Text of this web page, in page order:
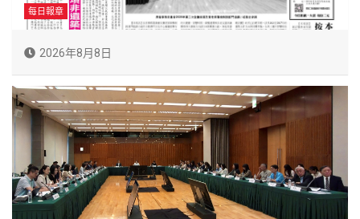
每日報章
2026年8月8日